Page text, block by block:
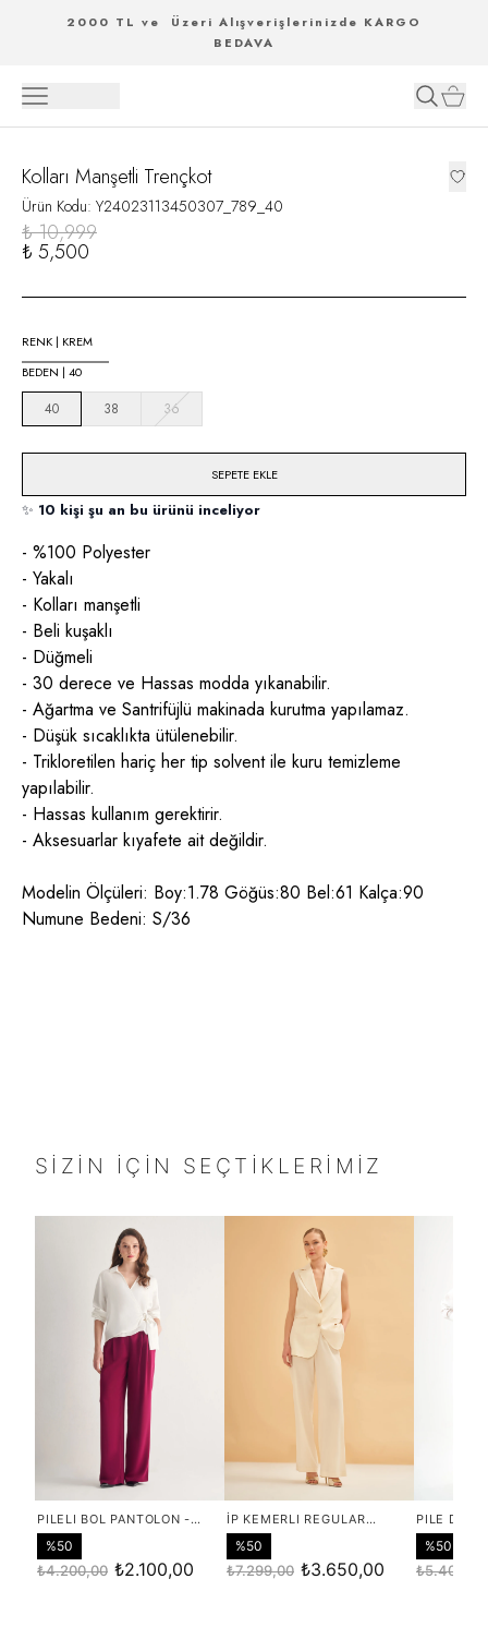
2000 TL ve Üzeri Alışverişlerinizde KARGO
BEDAVA
Kolları Manşetli Trençkot
Ürün Kodu: Y24023113450307_789_40
₺ 10,999
₺ 5,500
RENK | KREM
BEDEN | 40
40 38 36
SEPETE EKLE
✨ 10 kişi şu an bu ürünü inceliyor
- %100 Polyester
- Yakalı
- Kolları manşetli
- Beli kuşaklı
- Düğmeli
- 30 derece ve Hassas modda yıkanabilir.
- Ağartma ve Santrifüjlü makinada kurutma yapılamaz.
- Düşük sıcaklıkta ütülenebilir.
- Trikloretilen hariç her tip solvent ile kuru temizleme
yapılabilir.
- Hassas kullanım gerektirir.
- Aksesuarlar kıyafete ait değildir.
Modelin Ölçüleri: Boy:1.78 Göğüs:80 Bel:61 Kalça:90
Numune Bedeni: S/36